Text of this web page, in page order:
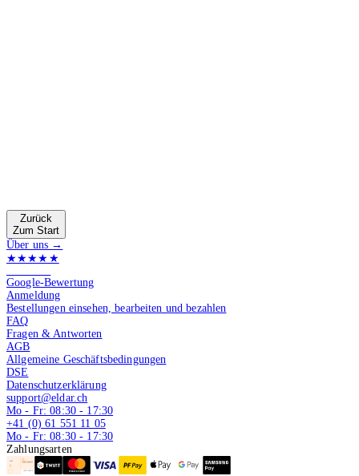
Zurück
Zum Start
Über uns →
★★★★★
Google-Bewertung
Anmeldung
Bestellungen einsehen, bearbeiten und bezahlen
FAQ
Fragen & Antworten
AGB
Allgemeine Geschäftsbedingungen
DSE
Datenschutzerklärung
support@eldar.ch
Mo - Fr: 08:30 - 17:30
+41 (0) 61 551 11 05
Mo - Fr: 08:30 - 17:30
Zahlungsarten